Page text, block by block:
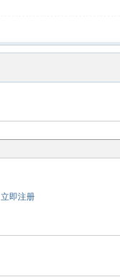
立即注册